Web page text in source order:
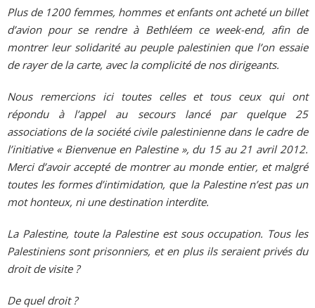
Plus de 1200 femmes, hommes et enfants ont acheté un billet
d’avion pour se rendre à Bethléem ce week-end, afin de
montrer leur solidarité au peuple palestinien que l’on essaie
de rayer de la carte, avec la complicité de nos dirigeants.
Nous remercions ici toutes celles et tous ceux qui ont
répondu à l’appel au secours lancé par quelque 25
associations de la société civile palestinienne dans le cadre de
l’initiative « Bienvenue en Palestine », du 15 au 21 avril 2012.
Merci d’avoir accepté de montrer au monde entier, et malgré
toutes les formes d’intimidation, que la Palestine n’est pas un
mot honteux, ni une destination interdite.
La Palestine, toute la Palestine est sous occupation. Tous les
Palestiniens sont prisonniers, et en plus ils seraient privés du
droit de visite ?
De quel droit ?